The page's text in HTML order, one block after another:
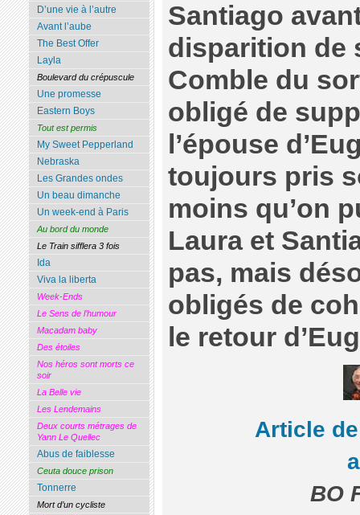
Santiago
disparition de
Comble du
obligé de
l’épouse
toujours pris
moins qu’on
Laura et
pas, mais
obligés de
le retour
Article
BO
D’une vie à l’autre
Avant l’aube
The Best Offer
Layla
Boulevard du crépuscule
Une promesse
Eastern Boys
Tout est permis
My Sweet Pepperland
Nebraska
Les Grandes ondes
Un beau dimanche
Un week-end à Paris
Au bord du monde
Le Train sifflera 3 fois
Ida
Viva la liberta
Week-Ends
Le Sens de l’humour
Macadam baby
Des étoiles
Nos héros sont morts ce
soir
La Belle vie
Les Lendemains
Deux courts métrages de
Yann Le Quellec
Abus de faiblesse
Ceuta douce prison
Tonnerre
Mort d’un cycliste